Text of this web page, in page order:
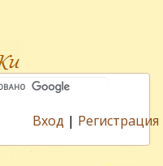
Вход | Регистрация